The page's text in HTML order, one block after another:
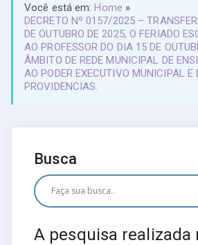
Você está em:Home »
DECRETO Nº 0157/2025 –
DE OUTUBRO DE 2025, O FERIADO
AO PROFESSOR DO DIA 15 DE
ÂMBITO DE REDE MUNICIPAL DE
AO PODER EXECUTIVO MUNICIPAL E
PROVIDENCIAS.
Busca
A pesquisa realizada